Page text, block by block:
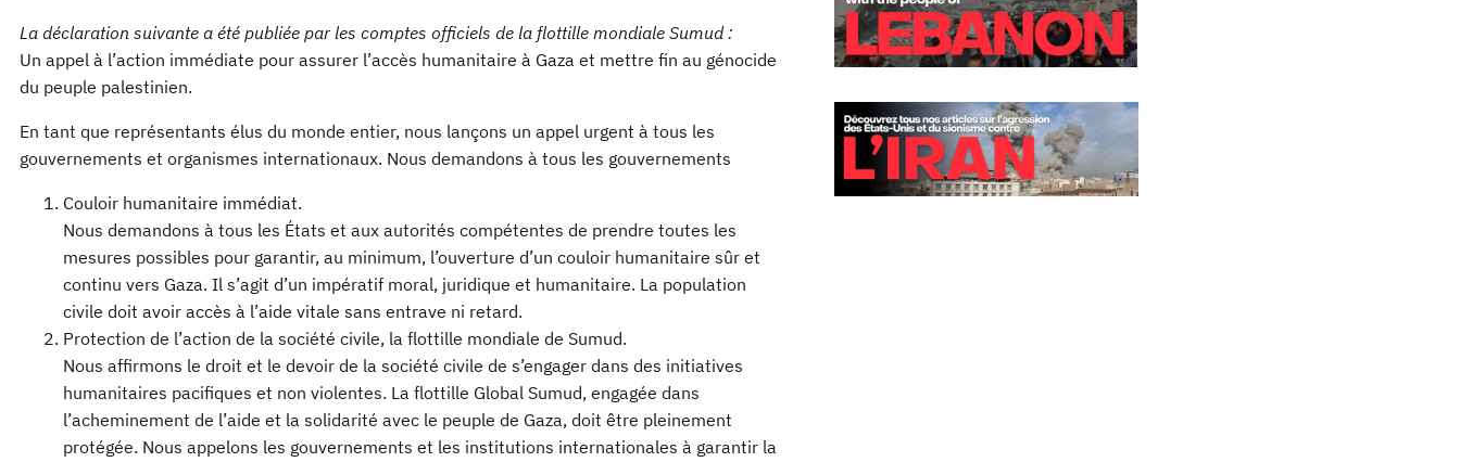
La déclaration suivante a été publiée par les comptes officiels de la flottille mondiale Sumud :
Un appel à l’action immédiate pour assurer l’accès humanitaire à Gaza et mettre fin au génocide
du peuple palestinien.
En tant que représentants élus du monde entier, nous lançons un appel urgent à tous les
gouvernements et organismes internationaux. Nous demandons à tous les gouvernements
Couloir humanitaire immédiat.
Nous demandons à tous les États et aux autorités compétentes de prendre toutes les
mesures possibles pour garantir, au minimum, l’ouverture d’un couloir humanitaire sûr et
continu vers Gaza. Il s’agit d’un impératif moral, juridique et humanitaire. La population
civile doit avoir accès à l’aide vitale sans entrave ni retard.
Protection de l’action de la société civile, la flottille mondiale de Sumud.
Nous affirmons le droit et le devoir de la société civile de s’engager dans des initiatives
humanitaires pacifiques et non violentes. La flottille Global Sumud, engagée dans
l’acheminement de l’aide et la solidarité avec le peuple de Gaza, doit être pleinement
protégée. Nous appelons les gouvernements et les institutions internationales à garantir la